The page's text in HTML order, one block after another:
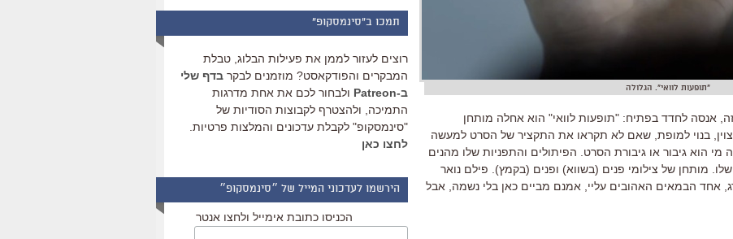
"תופעות לוואי". הגלולה
אנסה לחדד בפתיח: "תופעות לוואי" הוא אחלה מותחן
בנוי למופת, שאם לא תקראו את התקציר של הסרט למעשה
הוא גיבור או גיבורת הסרט. הפיתולים והתפניות שלו מהנים
מותחן של צילומי פנים (בשווא) ופנים (בקמץ). פילם נואר
אחד הבמאים האהובים עליי, אמנם מביים כאן בלי נשמה, אבל
תמכו ב"סינמסקופ"
רוצים לעזור לממן את פעילות הבלוג, טבלת
המבקרים והפודקאסט? מוזמנים לבקר בדף שלי
ב-Patreon
ולבחור לכם את אחת מדרגות
התמיכה, ולהצטרף לקבוצות הסודיות של
"סינמסקופ" לקבלת עדכונים והמלצות פרטיות.
לחצו כאן
הירשמו לעדכוני המייל של ״סינמסקופ״
הכניסו כתובת אימייל ולחצו אנטר